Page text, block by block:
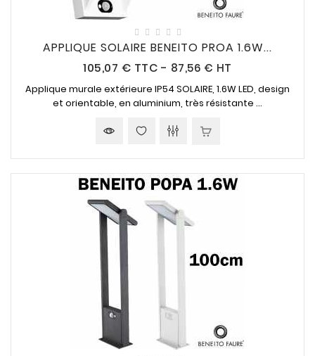
APPLIQUE SOLAIRE BENEITO PROA 1.6W...
105,07 € Prix
TTC - 87,56 € HT
Applique murale extérieure IP54 SOLAIRE, 1.6W LED, design
et orientable, en aluminium, très résistante ...